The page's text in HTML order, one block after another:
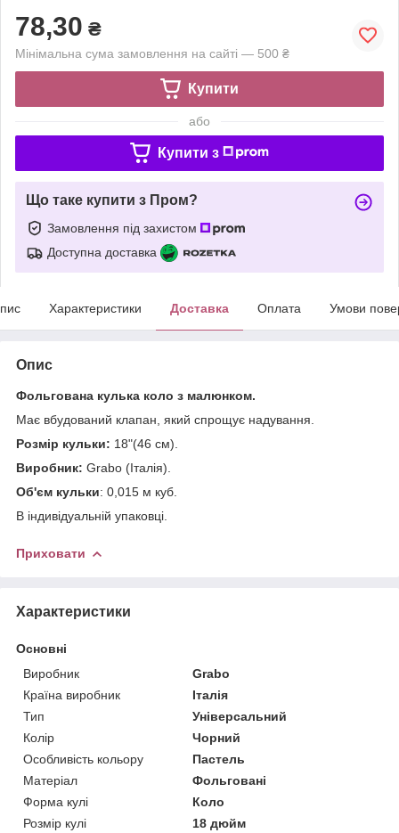
78,30 ₴
Мінімальна сума замовлення на сайті — 500 ₴
Купити
або
Купити з
Що таке купити з Пром?
Замовлення під захистом
Доступна доставка
Характеристики Доставка Оплата Умови
Опис
Фольгована кулька коло з малюнком.
Має вбудований клапан, який спрощує надування.
Розмір кульки: 18"(46 см).
Виробник: Grabo (Італія).
Об'єм кульки: 0,015 м куб.
В індивідуальній упаковці.
Приховати
Характеристики
Основні
Виробник
Grabo
Країна виробник
Італія
Тип
Універсальний
Колір
Чорний
Особливість кольору
Пастель
Матеріал
Фольговані
Форма кулі
Коло
Розмір кулі
18 дюйм